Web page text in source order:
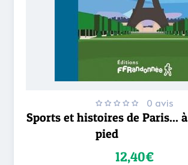
0 avis
Sports et histoires de Paris... à
pied
12,40€